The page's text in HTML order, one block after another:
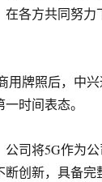
在各方共同努力
用牌照后，中
时间表态。
公司将5G作为
断创新，具备完